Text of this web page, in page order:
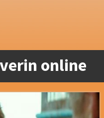
online